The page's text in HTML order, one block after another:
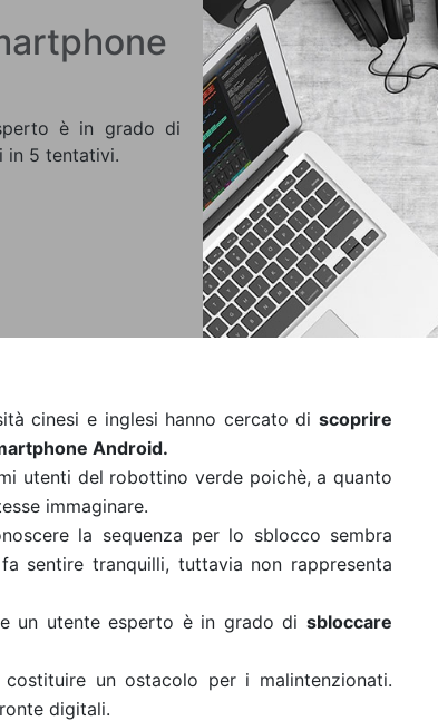
è in grado di
in 5 tentativi.
cinesi e inglesi hanno cercato di scoprire
Android.
utenti del robottino verde poichè, a quanto
immaginare.
la sequenza per lo sblocco sembra
sentire tranquilli, tuttavia non rappresenta
e un utente esperto è in grado disbloccare
un ostacolo per i malintenzionati.
digitali.